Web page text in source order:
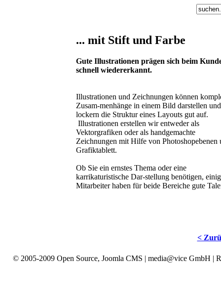
... mit Stift und Farbe
Gute Illustrationen prägen sich beim
schnell wiedererkannt.
Illustrationen und Zeichnungen können
Zusam-menhänge in einem Bild darstellen und
lockern die Struktur eines Layouts gut auf.
Illustrationen erstellen wir entweder als
Vektorgrafiken oder als handgemachte
Zeichnungen mit Hilfe von Photoshopebenen
Grafiktablett.
Ob Sie ein ernstes Thema oder eine
karrikaturistische Dar-stellung benötigen,
Mitarbeiter haben für beide Bereiche gute
<
© 2005-2009 Open Source, Joomla CMS | media@vice GmbH |